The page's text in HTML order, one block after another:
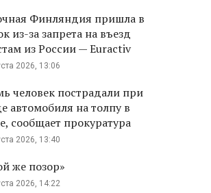
Финляндия пришла в
из-за запрета на въезд
из России — Euractiv
2026, 13:06
человек пострадали при
автомобиля на толпу в
сообщает прокуратура
2026, 13:40
же позор»
2026, 14:22